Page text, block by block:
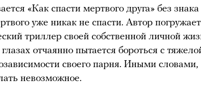
«Как спасти мертвого друга» без знака
уже никак не спасти. Автор
триллер своей собственной личной
отчаянно пытается бороться с
своего парня. Иными словами,
невозможное.